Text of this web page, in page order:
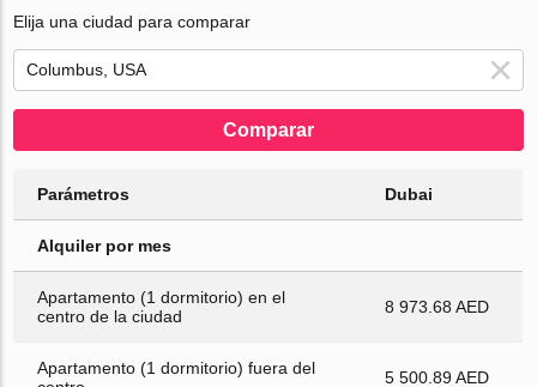
Elija una ciudad para comparar
Comparar
Parámetros Dubai
Alquiler por mes
Apartamento (1 dormitorio) en el
centro de la ciudad
8 973.68 AED
Apartamento (1 dormitorio) fuera del
5 500.89 AED